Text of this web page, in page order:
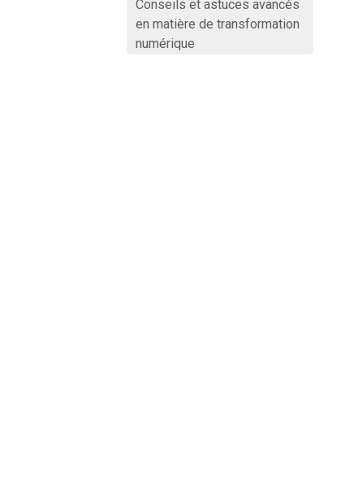
Conseils et astuces avancés
en matière de transformation
numérique